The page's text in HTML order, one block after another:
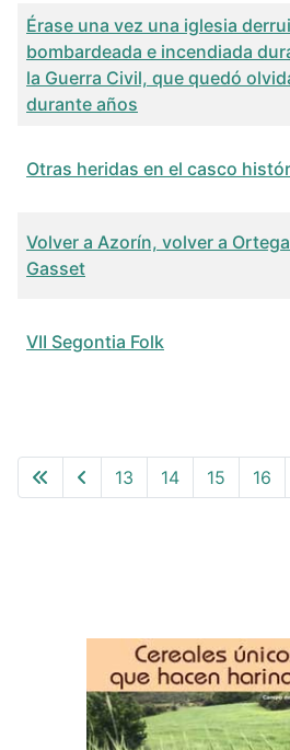
Érase una vez una iglesia
bombardeada e incendiada
la Guerra Civil, que quedó
durante años
Otras heridas en el casco
Volver a Azorín, volver a
Gasset
VII Segontia Folk
13 14 15 16